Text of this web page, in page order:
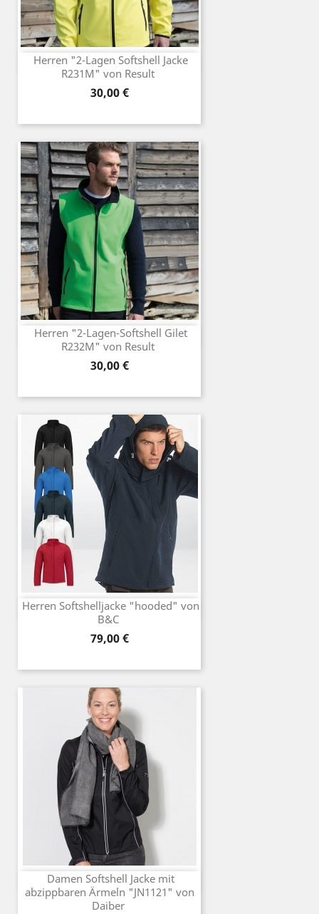
Herren "2-Lagen Softshell Jacke
R231M" von Result
Preis
30,00 €
Herren "2-Lagen-Softshell Gilet
R232M" von Result
Preis
30,00 €
Herren Softshelljacke "hooded" von
B&C
Preis
79,00 €
Damen Softshell Jacke mit
abzippbaren Ärmeln "JN1121" von
Daiber